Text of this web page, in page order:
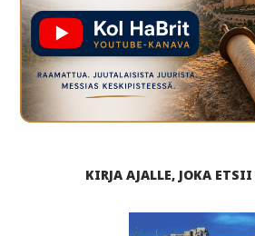
KIRJA AJALLE, JOKA